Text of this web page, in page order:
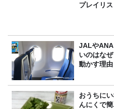
プレイリス
JALや
いのはな
動かす理由
おうちに
んにくで